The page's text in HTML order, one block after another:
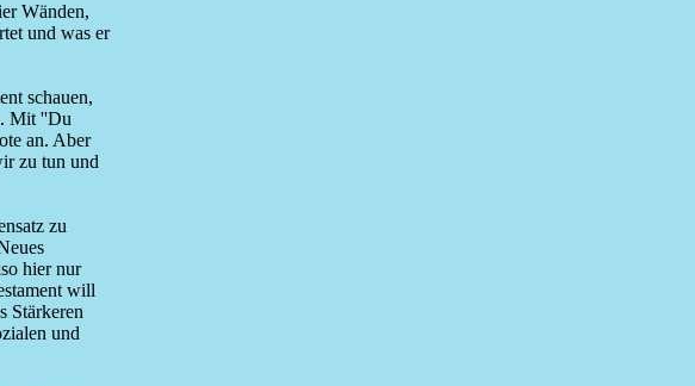
Wänden,
und was er
schauen,
Mit ''Du
an. Aber
zu tun und
zu
hier nur
will
Stärkeren
und